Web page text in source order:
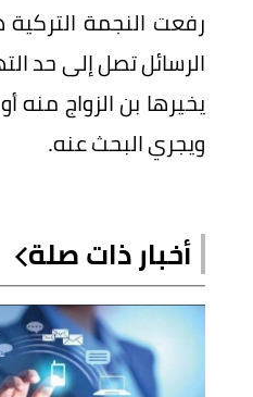
رفعت النجمة
الرسائل تصل إلى حد
ويجري البحث عنه.
أخبار ذات صلة